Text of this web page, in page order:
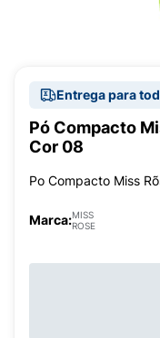
Entrega para
Pó Compacto
Cor 08
Po Compacto Miss
Marca:MISS
ROSE